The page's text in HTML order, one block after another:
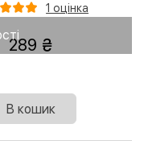
камеру)1 оцінка
289
В кошик